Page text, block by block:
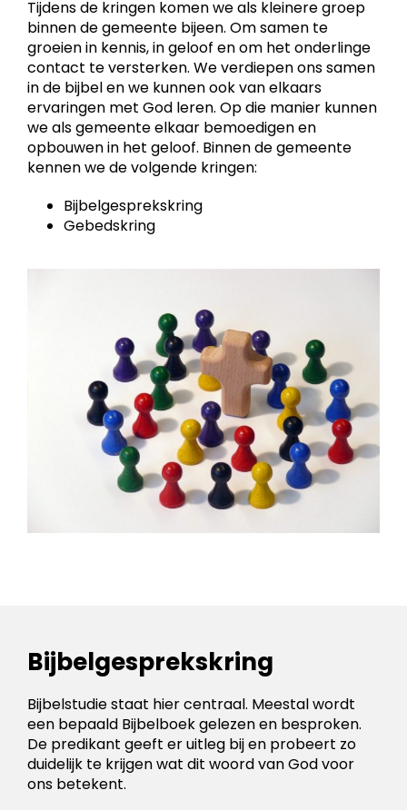
Tijdens de kringen komen we als kleinere groep
binnen de gemeente bijeen. Om samen te
groeien in kennis, in geloof en om het onderlinge
contact te versterken. We verdiepen ons samen
in de bijbel en we kunnen ook van elkaars
ervaringen met God leren. Op die manier kunnen
we als gemeente elkaar bemoedigen en
opbouwen in het geloof. Binnen de gemeente
kennen we de volgende kringen:
Bijbelgesprekskring
Gebedskring
Bijbelgesprekskring
Bijbelstudie staat hier centraal. Meestal wordt
een bepaald Bijbelboek gelezen en besproken.
De predikant geeft er uitleg bij en probeert zo
duidelijk te krijgen wat dit woord van God voor
ons betekent.